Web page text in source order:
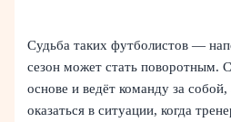
Судьба таких футболистов —
сезон может стать поворотным.
основе и ведёт команду за
оказаться в ситуации, когда